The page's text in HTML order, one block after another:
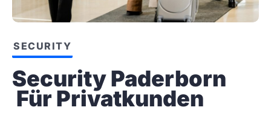
SECURITY
Security Paderborn
Für Privatkunden